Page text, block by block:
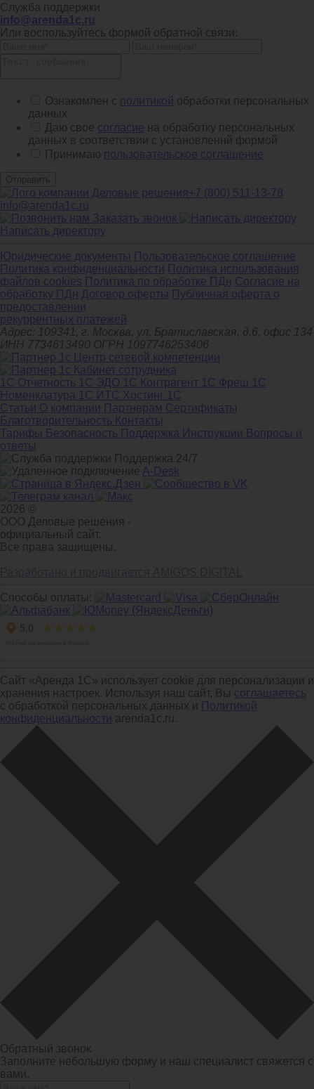
Служба поддержки
info@arenda1c.ru
Или воспользуйтесь формой обратной связи:
Ознакомлен с политикой обработки персональных
данных
Даю свое согласие на обработку персональных
данных в соответствии с установленнй формой
Принимаю пользовательское соглашение
Отправить
+7 (800) 511-13-78
info@arenda1c.ru
Заказать звонок
Написать директору
Юридические документы Пользовательское соглашение
Политика конфиденциальности Политика использования
файлов cookies Политика по обработке ПДн Cогласие на
обработку ПДн Договор оферты Публичная оферта о
предоставлении
рекуррентных платежей
Адрес: 109341, г. Москва, ул. Братиславская, д.6, офис 134
ИНН 7734613490 ОГРН 1097746253406
1С Отчетность 1С ЭДО 1С Контрагент 1С Фреш
1С
Номенклатура 1С ИТС Хостинг 1С
Статьи О компании Партнерам Сертификаты
Благотворительность Контакты
Тарифы Безопасность Поддержка Инструкции Вопросы и
ответы
Поддержка 24/7
A-Desk
2026 ©
ООО Деловые решения -
официальный сайт.
Все права защищены.
Способы оплаты:
Сайт «Аренда 1С» использует cookie для персонализации и
хранения настроек. Используя наш сайт, Вы соглашаетесь
с обработкой персональных данных и Политикой
конфиденциальности arenda1c.ru.
Обратный звонок
Заполните небольшую форму и наш специалист свяжется с
вами.